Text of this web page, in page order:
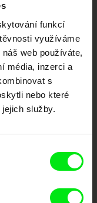
funkcí
využíváme
web používáte,
média, inzerci a
s
nebo které
služby.
7 klíčových evropských
Alliance. Naším cílem je
jeho rozmanitost a